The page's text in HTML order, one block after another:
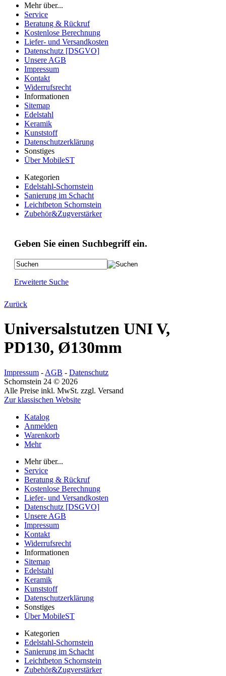
Mehr über...
Service
Beratung & Rückruf
Kostenlose Berechnung
Liefer- und Versandkosten
Datenschutz [DSGVO]
Unsere AGB
Impressum
Kontakt
Widerrufsrecht
Informationen
Sitemap
Edelstahl
Keramik
Kunststoff
Datenschutzerklärung
Sonstiges
Über MobileST
Kategorien
Edelstahl-Schornstein
Sanierung im Schacht
Leichtbeton Schornstein
Zubehör&Zugverstärker
Geben Sie einen Suchbegriff ein.
Erweiterte Suche
Zurück
Universalstutzen UNI V,
PD130, Ø130mm
Impressum - AGB - Datenschutz
Schornstein 24 © 2026
Alle Preise inkl. MwSt. zzgl. Versand
Zur klassischen Website
Katalog
Anmelden
Warenkorb
Mehr
Mehr über...
Service
Beratung & Rückruf
Kostenlose Berechnung
Liefer- und Versandkosten
Datenschutz [DSGVO]
Unsere AGB
Impressum
Kontakt
Widerrufsrecht
Informationen
Sitemap
Edelstahl
Keramik
Kunststoff
Datenschutzerklärung
Sonstiges
Über MobileST
Kategorien
Edelstahl-Schornstein
Sanierung im Schacht
Leichtbeton Schornstein
Zubehör&Zugverstärker